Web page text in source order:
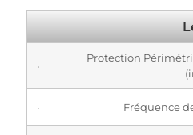
Protection
Fréquence